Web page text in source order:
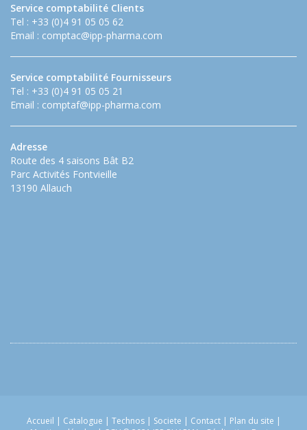
Service comptabilité Clients
Tel : +33 (0)4 91 05 05 62
Email : comptac@ipp-pharma.com
Service comptabilité Fournisseurs
Tel : +33 (0)4 91 05 05 21
Email : comptaf@ipp-pharma.com
Adresse
Route des 4 saisons Bât B2
Parc Activités Fontvieille
13190 Allauch
Accueil | Catalogue | Technos | Societe | Contact | Plan du site |